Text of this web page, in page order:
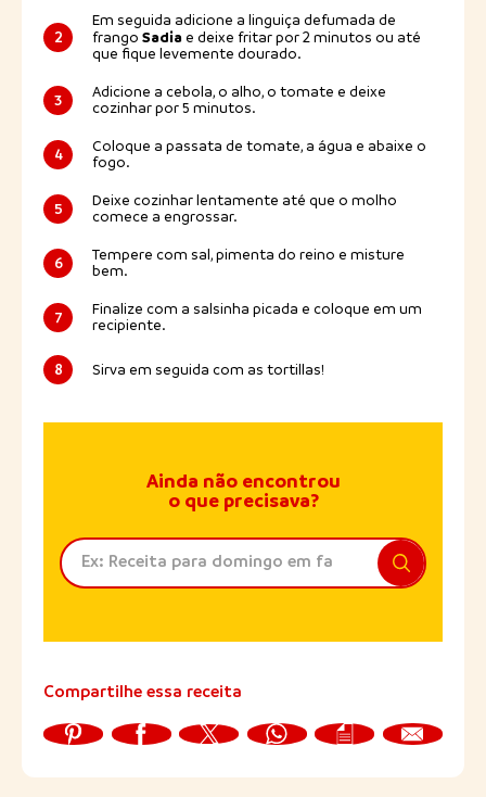
2
Em seguida adicione a linguiça defumada de
frango Sadia e deixe fritar por 2 minutos ou até
que fique levemente dourado.
3
Adicione a cebola, o alho, o tomate e deixe
cozinhar por 5 minutos.
4
Coloque a passata de tomate, a água e abaixe o
fogo.
5
Deixe cozinhar lentamente até que o molho
comece a engrossar.
6
Tempere com sal, pimenta do reino e misture
bem.
7
Finalize com a salsinha picada e coloque em um
recipiente.
8 Sirva em seguida com as tortillas!
Ainda não encontrou
o que precisava?
Compartilhe essa receita